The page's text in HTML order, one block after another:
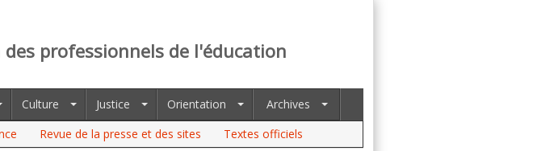
professionnels de l'éducation
Culture Justice Orientation
Archives
Revue de la presse et des sites Textes officiels